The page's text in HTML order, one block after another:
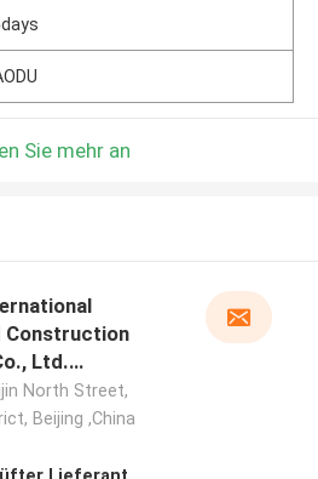
Sie mehr an
Construction
Ltd.
North Street,
Beijing ,China